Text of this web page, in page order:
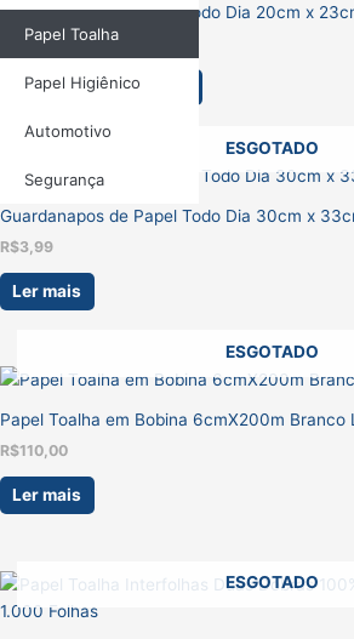
Papel Toalha
Papel Higiênico
Automotivo
Segurança
Guardanapos de Papel Todo Dia 20cm x
2,20
Adicionar ao carrinho
ESGOTADO
Guardanapos de Papel Todo Dia 30cm x
R$3,99
Ler mais
ESGOTADO
Papel Toalha em Bobina 6cmX200m Branco
R$110,00
Ler mais
ESGOTADO